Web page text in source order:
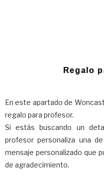
Regalo
En este apartado de
regalo para profesor.
Si estás buscando un
profesor personaliza una
mensaje personalizado que
de agradecimiento.